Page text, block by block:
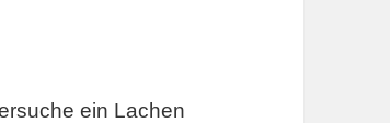
ein Lachen